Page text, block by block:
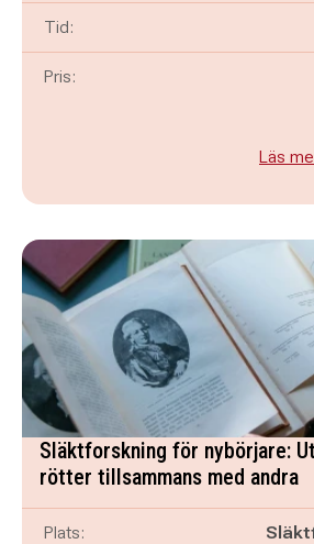
Tid:
Pris:
Läs
Släktforskning för nybörjare:
rötter tillsammans med andra
Plats: